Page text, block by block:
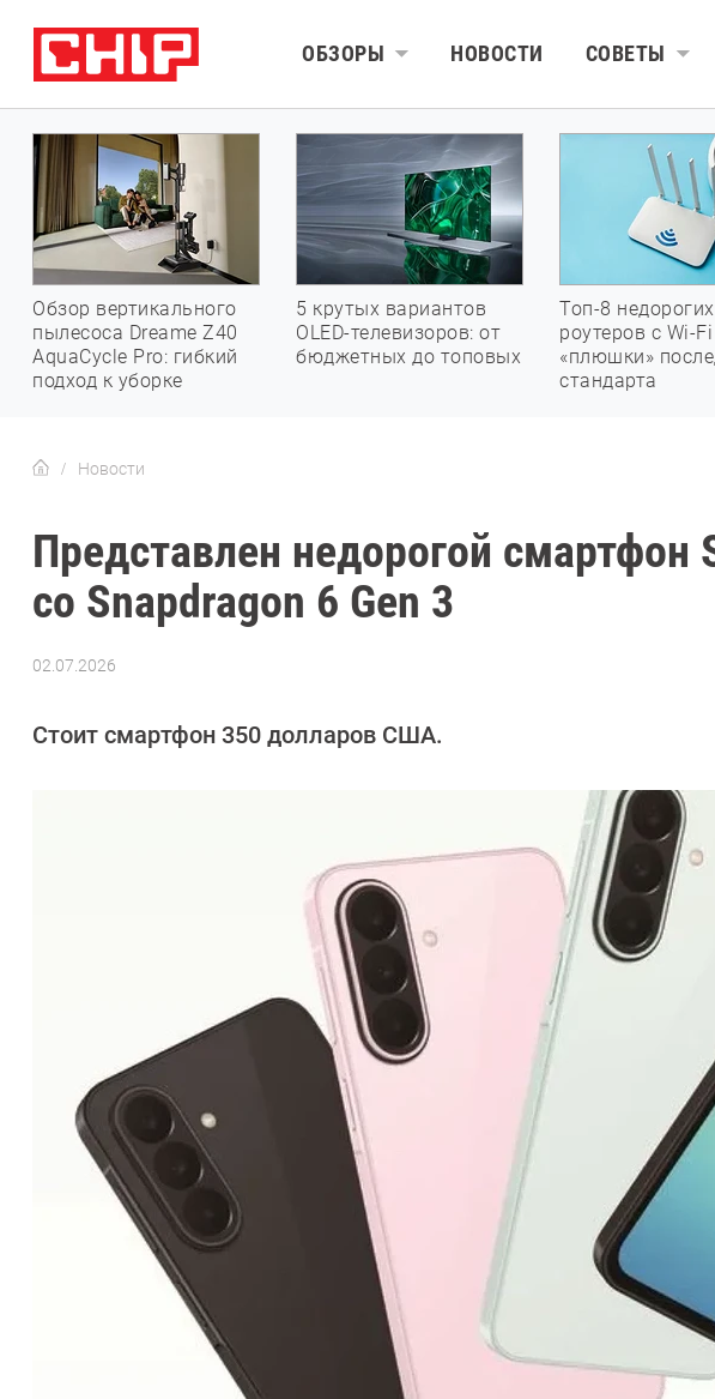
ОБЗОРЫ НОВОСТИ СОВЕТЫ
Обзор вертикального
пылесоса Dreame Z40
AquaCycle Pro: гибкий
подход к уборке
5 крутых вариантов
OLED-телевизоров: от
бюджетных до топовых
Топ-8 недорогих
роутеров с Wi-
«плюшки»
стандарта
Новости
Представлен недорогой смартфон
со Snapdragon 6 Gen 3
02.07.2026
Калашников
Стоит смартфон 350 долларов США.